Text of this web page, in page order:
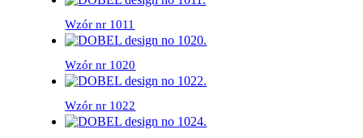
Wzór nr 1011
Wzór nr 1020
Wzór nr 1022